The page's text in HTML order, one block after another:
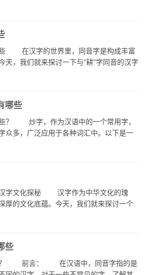
在汉字的世界里，同音字是构成丰富
天，我们就来探讨一下与“耕”字同音的汉字
哪些
？ 炒字，作为汉语中的一个常用字，
众多，广泛应用于各种词汇中。以下是一
字文化探秘 汉字作为中华文化的瑰
厚的文化底蕴。今天，我们就来探讨一个
些
？ 前言： 在汉语中，同音字指的是